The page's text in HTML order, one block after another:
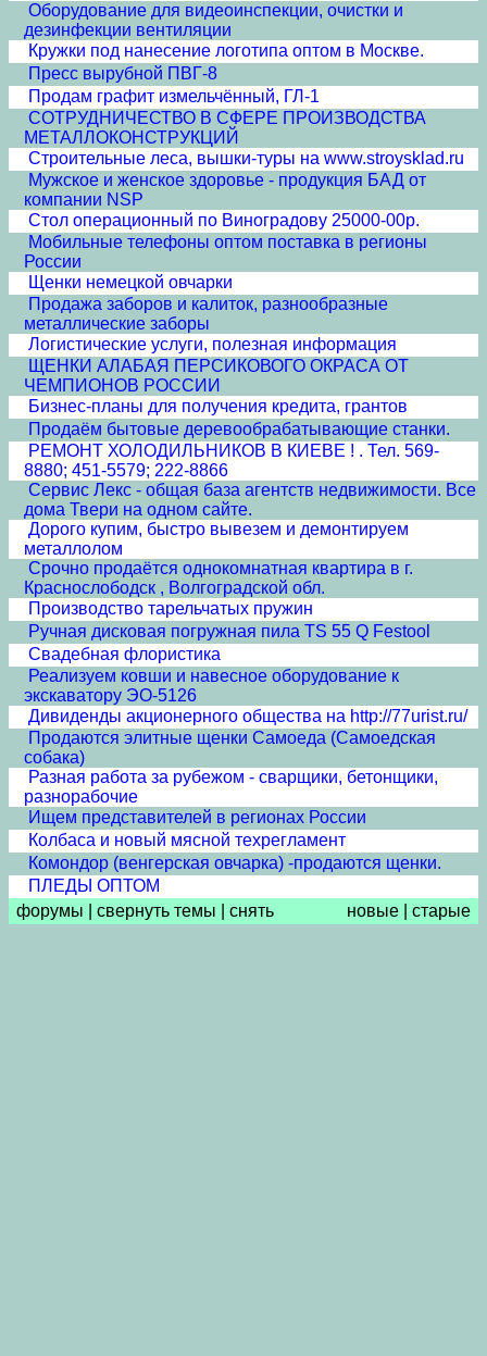
Оборудование для видеоинспекции, очистки и
дезинфекции вентиляции
Кружки под нанесение логотипа оптом в Москве.
Пресс вырубной ПВГ-8
Продам графит измельчённый, ГЛ-1
СОТРУДНИЧЕСТВО В СФЕРЕ ПРОИЗВОДСТВА
МЕТАЛЛОКОНСТРУКЦИЙ
Строительные леса, вышки-туры на www.stroysklad.ru
Мужское и женское здоровье - продукция БАД от
компании NSP
Стол операционный по Виноградову 25000-00р.
Мобильные телефоны оптом поставка в регионы
России
Щенки немецкой овчарки
Продажа заборов и калиток, разнообразные
металлические заборы
Логистические услуги, полезная информация
ЩЕНКИ АЛАБАЯ ПЕРСИКОВОГО ОКРАСА ОТ
ЧЕМПИОНОВ РОССИИ
Бизнес-планы для получения кредита, грантов
Продаём бытовые деревообрабатывающие станки.
РЕМОНТ ХОЛОДИЛЬНИКОВ В КИЕВЕ ! . Тел. 569-
8880; 451-5579; 222-8866
Сервис Лекс - общая база агентств недвижимости. Все
дома Твери на одном сайте.
Дорого купим, быстро вывезем и демонтируем
металлолом
Срочно продаётся однокомнатная квартира в г.
Краснослободск , Волгоградской обл.
Производство тарельчатых пружин
Ручная дисковая погружная пила TS 55 Q Festool
Свадебная флористика
Реализуем ковши и навесное оборудование к
экскаватору ЭО-5126
Дивиденды акционерного общества на http://77urist.ru/
Продаются элитные щенки Самоеда (Самоедская
собака)
Разная работа за рубежом - сварщики, бетонщики,
разнорабочие
Ищем представителей в регионах России
Колбаса и новый мясной техрегламент
Комондор (венгерская овчарка) -продаются щенки.
ПЛЕДЫ ОПТОМ
форумы
свернуть темы снять новые старые